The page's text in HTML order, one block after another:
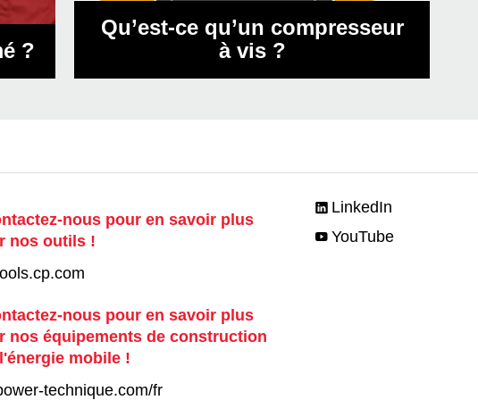
?
Qu’est-ce qu’un compresseur
à vis ?
nous pour en savoir plus
nos outils !
nous pour en savoir plus
nos équipements de construction
mobile !
technique.com/fr
LinkedIn
YouTube